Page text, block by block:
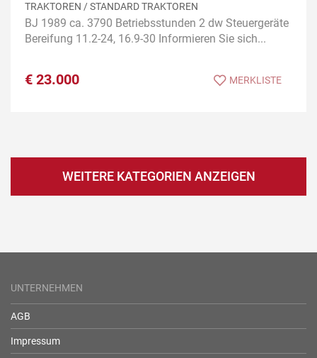
TRAKTOREN / STANDARD TRAKTOREN
BJ 1989 ca. 3790 Betriebsstunden 2 dw Steuergeräte
Bereifung 11.2-24, 16.9-30 Informieren Sie sich...
€ 23.000 MERKLISTE
WEITERE KATEGORIEN ANZEIGEN
UNTERNEHMEN
AGB
Impressum